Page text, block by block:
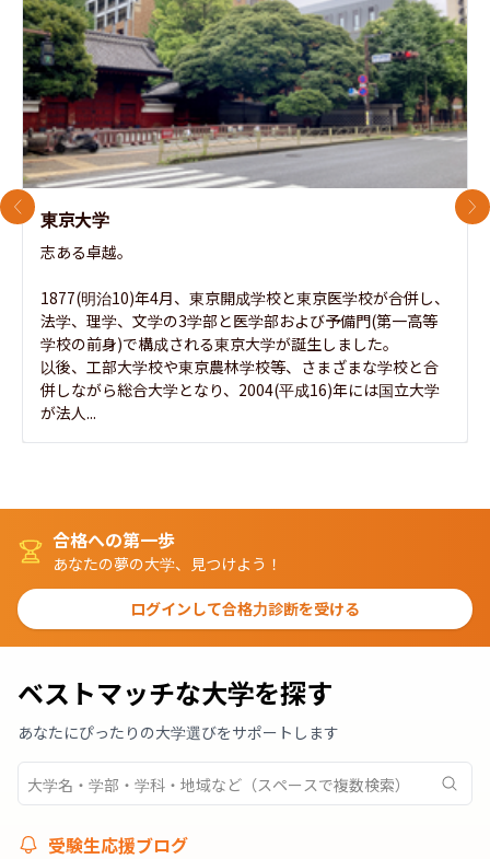
東京大学
志ある卓越。
1877(明治10)年4月、東京開成学校と東京医学校が合併し、
法学、理学、文学の3学部と医学部および予備門(第一高等
学校の前身)で構成される東京大学が誕生しました。
以後、工部大学校や東京農林学校等、さまざまな学校と合
併しながら総合大学となり、2004(平成16)年には国立大学
が法人...
前のスライド 次
合格への第一歩
あなたの夢の大学、見つけよう！
ログインして合格力診断を受ける
ベストマッチな大学を探す
あなたにぴったりの大学選びをサポートします
受験生応援ブログ